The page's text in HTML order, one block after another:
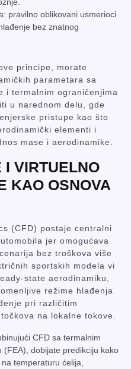
pravilno oblikovani usmerioci
bez znatnog
principe, morate
parametara sa
i termalnim ograničenjima
u narednom delu, gde
pristupe kao što
elementi i
mase i aerodinamike.
I VIRTUELNO
KAO OSNOVA
(CFD) postaje centralni
jer omogućava
bez troškova više
sportskih modela vi
state aerodinamiku,
režime hlađenja
pri različitim
na lokalne tokove.
CFD sa termalnim
dobijate predikciju kako
temperaturu ćelija,